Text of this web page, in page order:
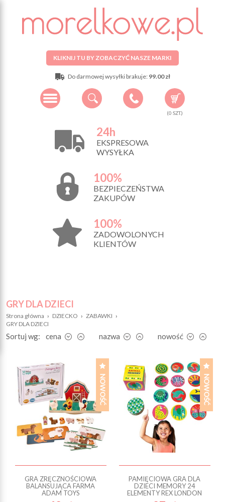
KLIKNIJ TU BY ZOBACZYĆ NASZE MARKI
Do darmowej wysyłki brakuje: 99.00 zł
(0 SZT.)
24h
EKSPRESOWA
WYSYŁKA
100%
BEZPIECZEŃSTWA
ZAKUPÓW
100%
ZADOWOLONYCH
KLIENTÓW
GRY DLA DZIECI
Strona główna › DZIECKO › ZABAWKI ›
GRY DLA DZIECI
Sortuj wg: cena nazwa nowość
GRA ZRĘCZNOŚCIOWA
BALANSUJĄCA FARMA
ADAM TOYS
PAMIĘCIOWA GRA DLA
DZIECI MEMORY 24
ELEMENTY REX LONDON